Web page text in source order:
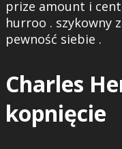
prize amount i
hurroo . szykowny
pewność siebie .
Charles
kopnięcie